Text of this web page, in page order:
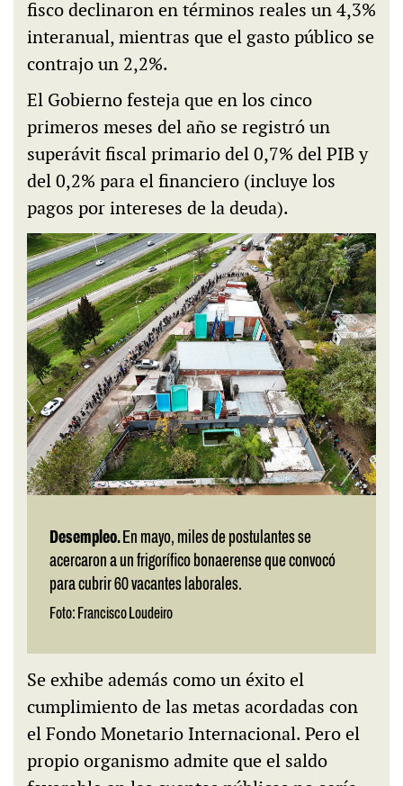
fisco declinaron en términos reales un 4,3%
interanual, mientras que el gasto público se
contrajo un 2,2%.
El Gobierno festeja que en los cinco
primeros meses del año se registró un
superávit fiscal primario del 0,7% del PIB y
del 0,2% para el financiero (incluye los
pagos por intereses de la deuda).
Desempleo. En mayo, miles de postulantes se
acercaron a un frigorífico bonaerense que convocó
para cubrir 60 vacantes laborales.
Foto: Francisco Loudeiro
Se exhibe además como un éxito el
cumplimiento de las metas acordadas con
el Fondo Monetario Internacional. Pero el
propio organismo admite que el saldo